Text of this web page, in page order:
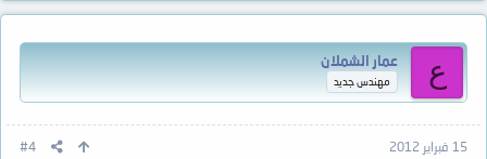
ع عمار الشملان
مهندس جديد
15 فبراير 2012 #4